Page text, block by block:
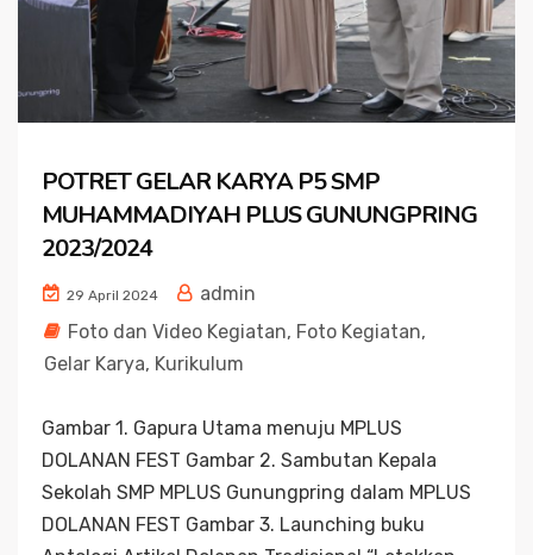
POTRET GELAR KARYA P5 SMP
MUHAMMADIYAH PLUS GUNUNGPRING
2023/2024
29 April 2024
admin
Foto dan Video Kegiatan, Foto Kegiatan,
Gelar Karya, Kurikulum
Gambar 1. Gapura Utama menuju MPLUS
DOLANAN FEST Gambar 2. Sambutan Kepala
Sekolah SMP MPLUS Gunungpring dalam MPLUS
DOLANAN FEST Gambar 3. Launching buku